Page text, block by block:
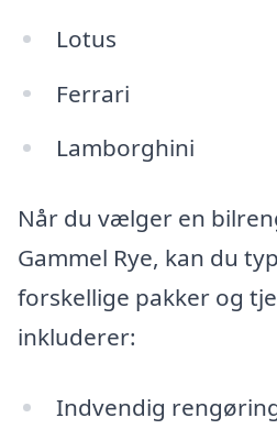
Lotus
Ferrari
Lamborghini
Når du vælger en
Gammel Rye, kan du
forskellige pakker og
inkluderer:
Indvendig